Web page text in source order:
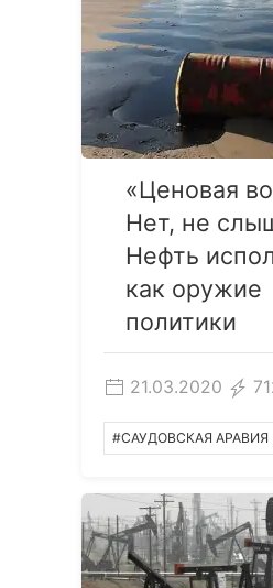
«Ценовая
Нет, не
Нефть
как оружие
политики
21.03.2020
#САУДОВСКАЯ АРАВИЯ